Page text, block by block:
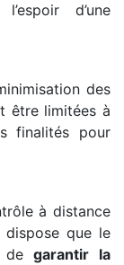
d’une
des
être limitées à
finalités pour
à distance
que le
degarantir la